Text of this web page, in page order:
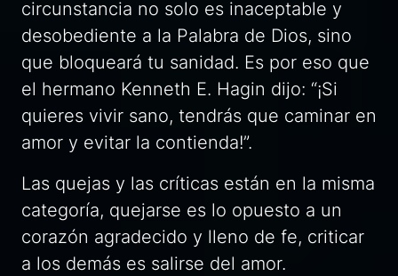
circunstancia no solo es inaceptable y
desobediente a la Palabra de Dios, sino
que bloqueará tu sanidad. Es por eso que
el hermano Kenneth E. Hagin dijo: “¡Si
quieres vivir sano, tendrás que caminar en
amor y evitar la contienda!”.
Las quejas y las críticas están en la misma
categoría, quejarse es lo opuesto a un
corazón agradecido y lleno de fe, criticar
a los demás es salirse del amor.